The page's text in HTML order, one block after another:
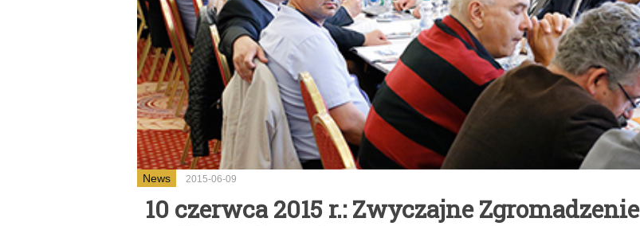
News 2015-06-09
10 czerwca 2015 r.: Zwyczajne Zgromadzenie